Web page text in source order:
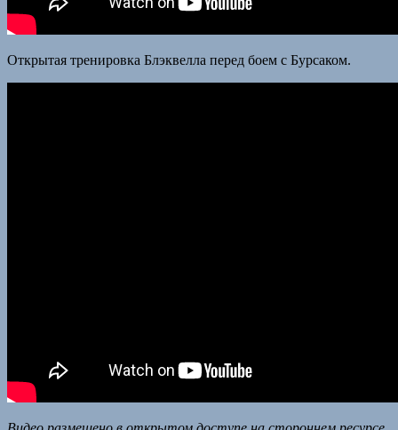
Открытая тренировка Блэквелла перед боем с Бурсаком.